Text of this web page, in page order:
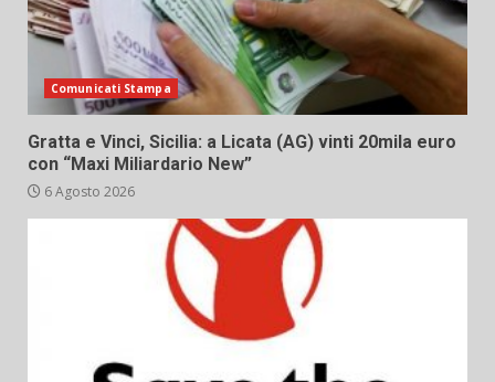
Comunicati Stampa
Gratta e Vinci, Sicilia: a Licata (AG) vinti 20mila euro
con “Maxi Miliardario New”
6 Agosto 2026